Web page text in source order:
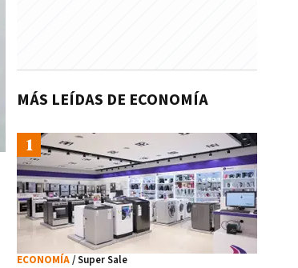
MÁS LEÍDAS DE ECONOMÍA
ECONOMÍA/ Super Sale